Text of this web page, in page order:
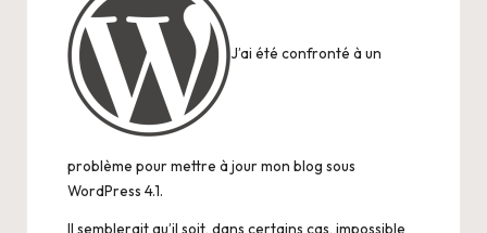
J’ai été confronté à un
problème pour mettre à jour mon blog sous
WordPress 4.1.
Il semblerait qu’il soit, dans certains cas, impossible